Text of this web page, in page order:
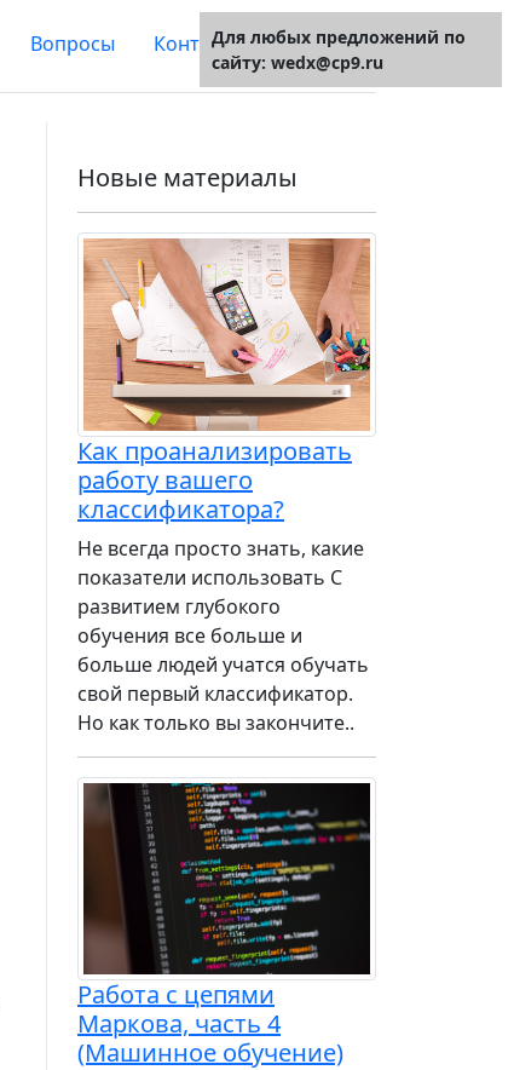
Вопросы Контакты О сайте
Новые материалы
Как проанализировать
работу вашего
классификатора?
Не всегда просто знать, какие
показатели использовать С
развитием глубокого
обучения все больше и
больше людей учатся обучать
свой первый классификатор.
Но как только вы закончите..
Работа с цепями
Маркова, часть 4
(Машинное обучение)
Для любых предложений по
сайту: wedx@cp9.ru